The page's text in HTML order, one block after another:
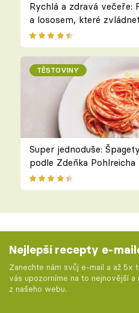
Rychlá a zdravá večeře:
a lososem, které
TĚSTOVINY
Super jednoduše:
podle Zdeňka Pohlreicha
Nejlepší recepty e-
Zanechte nám svůj e-mail a až 5x
vás upozorníme na to nejnovější a
z našeho webu.